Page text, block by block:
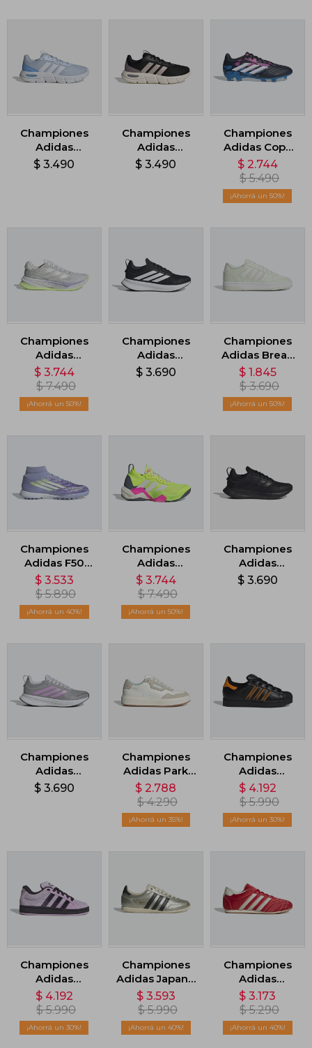
Championes
Adidas
Cloudfoam
$ 3.490
Championes
Adidas
Cloudfoam
$ 3.490
Championes
Adidas Copa
Pure 2 League
Terreno Firme
- Multicolor
$ 2.744
$ 5.490
50
Championes
Adidas
Supernova
Comfortglide -
Gris
$ 3.744
$ 7.490
50
Championes
Adidas
Runblaze -
$ 3.690
Championes
Adidas Break
Start Low -
Blanco
$ 1.845
$ 3.690
50
Championes
Adidas F50
Sparkfusion
League -
Violeta
$ 3.533
$ 5.890
40
Championes
Adidas
Rapidmove
ADV 2 - Verde
$ 3.744
$ 7.490
50
Championes
Adidas
Runfalcon 5 -
$ 3.690
Championes
Adidas
Runfalcon 5 -
$ 3.690
Championes
Adidas Park
ST 2.0 - Blanco
$ 2.788
$ 4.290
35
Championes
Adidas
Superstar II -
Negro
$ 4.192
$ 5.990
30
Championes
Adidas
Campus 00s
Beta - Violeta
$ 4.192
$ 5.990
30
Championes
Adidas Japan -
Gris
$ 3.593
$ 5.990
40
Championes
Adidas
Taekwondo
Lace W - Rojo
$ 3.173
$ 5.290
40